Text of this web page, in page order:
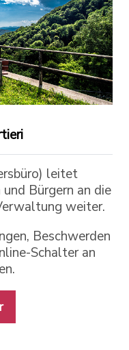
leitet
Bürgern an die
weiter.
Beschwerden
Schalter an